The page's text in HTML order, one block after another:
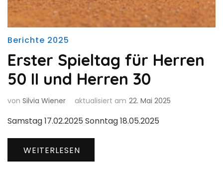
Berichte 2025
Erster Spieltag für Herren
50 II und Herren 30
von Silvia Wiener aktualisiert am 22. Mai 2025
Samstag 17.02.2025 Sonntag 18.05.2025
WEITERLESEN